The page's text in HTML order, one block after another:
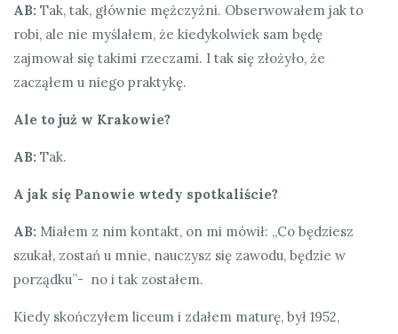
AB: Tak, tak, głównie mężczyźni. Obserwowałem jak to
robi, ale nie myślałem, że kiedykolwiek sam będę
zajmował się takimi rzeczami. I tak się złożyło, że
zacząłem u niego praktykę.
Ale to już w Krakowie?
AB: Tak.
A jak się Panowie wtedy spotkaliście?
AB: Miałem z nim kontakt, on mi mówił: „Co będziesz
szukał, zostań u mnie, nauczysz się zawodu, będzie w
porządku”- no i tak zostałem.
Kiedy skończyłem liceum i zdałem maturę, był 1952,